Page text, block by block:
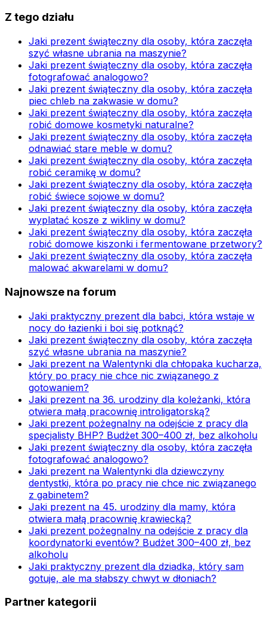
Z tego działu
Jaki prezent świąteczny dla osoby, która zaczęła
szyć własne ubrania na maszynie?
Jaki prezent świąteczny dla osoby, która zaczęła
fotografować analogowo?
Jaki prezent świąteczny dla osoby, która zaczęła
piec chleb na zakwasie w domu?
Jaki prezent świąteczny dla osoby, która zaczęła
robić domowe kosmetyki naturalne?
Jaki prezent świąteczny dla osoby, która zaczęła
odnawiać stare meble w domu?
Jaki prezent świąteczny dla osoby, która zaczęła
robić ceramikę w domu?
Jaki prezent świąteczny dla osoby, która zaczęła
robić świece sojowe w domu?
Jaki prezent świąteczny dla osoby, która zaczęła
wyplatać kosze z wikliny w domu?
Jaki prezent świąteczny dla osoby, która zaczęła
robić domowe kiszonki i fermentowane przetwory?
Jaki prezent świąteczny dla osoby, która zaczęła
malować akwarelami w domu?
Najnowsze na forum
Jaki praktyczny prezent dla babci, która wstaje w
nocy do łazienki i boi się potknąć?
Jaki prezent świąteczny dla osoby, która zaczęła
szyć własne ubrania na maszynie?
Jaki prezent na Walentynki dla chłopaka kucharza,
który po pracy nie chce nic związanego z
gotowaniem?
Jaki prezent na 36. urodziny dla koleżanki, która
otwiera małą pracownię introligatorską?
Jaki prezent pożegnalny na odejście z pracy dla
specjalisty BHP? Budżet 300–400 zł, bez alkoholu
Jaki prezent świąteczny dla osoby, która zaczęła
fotografować analogowo?
Jaki prezent na Walentynki dla dziewczyny
dentystki, która po pracy nie chce nic związanego
z gabinetem?
Jaki prezent na 45. urodziny dla mamy, która
otwiera małą pracownię krawiecką?
Jaki prezent pożegnalny na odejście z pracy dla
koordynatorki eventów? Budżet 300–400 zł, bez
alkoholu
Jaki praktyczny prezent dla dziadka, który sam
gotuje, ale ma słabszy chwyt w dłoniach?
Partner kategorii